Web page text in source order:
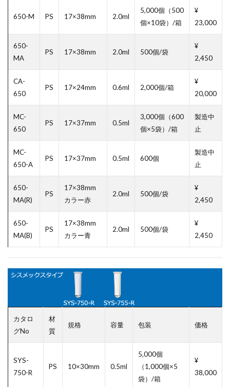
650-M PS 17×38mm 2.0ml
5,000個（500
個×10袋）/箱
¥
23,000
650-
MA
PS 17×38mm 2.0ml 500個/袋
¥
2,450
CA-
650
PS 17×24mm 0.6ml 2,000個/箱
¥
20,000
MC-
650
PS 17×37mm 0.5ml
3,000個（600
個×5袋）/箱
製造中
止
MC-
650-A
PS 17×37mm 0.5ml 600個
製造中
止
650-
MA(R)
PS
17×38mm
カラー赤
2.0ml 500個/袋
¥
2,450
650-
MA(B)
PS
17×38mm
カラー青
2.0ml 500個/袋
¥
2,450
カタロ
グNo
材
質
規格 容量 包装 価格
SYS-
750-R
PS 10×30mm 0.5ml
5,000個
（1,000個×5
袋）/箱
¥
38,000